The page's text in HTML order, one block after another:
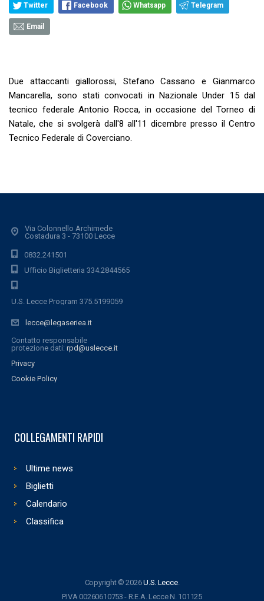
Twitter Facebook Whatsapp Telegram
Email
Due attaccanti giallorossi, Stefano Cassano e Gianmarco
Mancarella, sono stati convocati in Nazionale Under 15 dal
tecnico federale Antonio Rocca, in occasione del Torneo di
Natale, che si svolgerà dall'8 all'11 dicembre presso il Centro
Tecnico Federale di Coverciano.
Via Colonnello Archimede
Costadura 3 - 73100 Lecce
0832.241501
Ufficio Biglietteria 334.2844565
U.S. Lecce Program 375.5199059
lecce@legaseriea.it
Contatto responsabile
protezione dati: rpd@uslecce.it
Privacy
Cookie Policy
COLLEGAMENTI RAPIDI
Ultime news
Biglietti
Calendario
Classifica
Copyright © 2026U.S. Lecce.
P.IVA 00260610753 - R.E.A. Lecce N. 101125